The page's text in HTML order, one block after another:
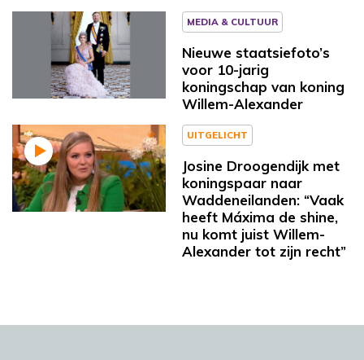
MEDIA & CULTUUR
Nieuwe staatsiefoto’s
voor 10-jarig
koningschap van koning
Willem-Alexander
UITGELICHT
Josine Droogendijk met
koningspaar naar
Waddeneilanden: “Vaak
heeft Máxima de shine,
nu komt juist Willem-
Alexander tot zijn recht”